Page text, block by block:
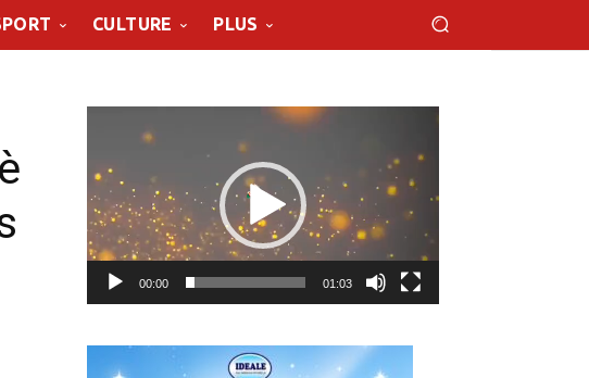
CULTURE PLUS
00:00 01:03